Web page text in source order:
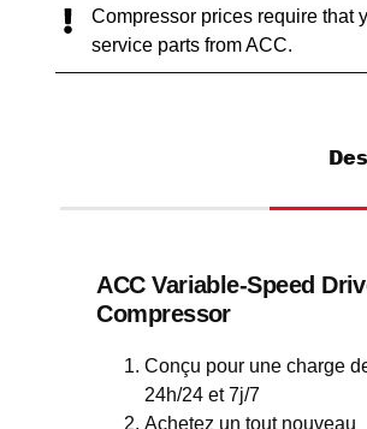
Compressor prices require that
service parts from ACC.
ACC Variable-Speed
Compressor
Conçu pour une charge
24h/24 et 7j/7
Achetez un tout nouveau